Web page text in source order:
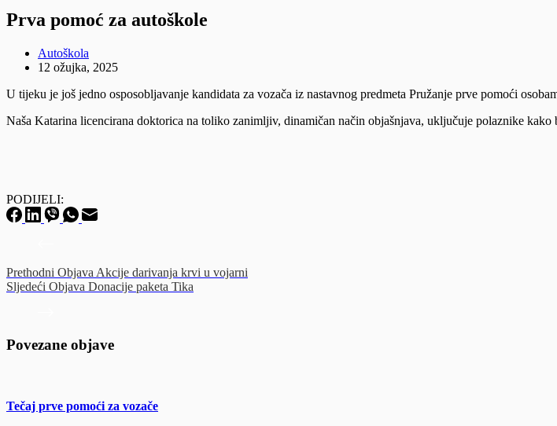
Prva pomoć za autoškole
Autoškola
12 ožujka, 2025
U tijeku je još jedno osposobljavanje kandidata za vozača iz nastavnog predmeta Pružanje prve pomoći
Naša Katarina licencirana doktorica na toliko zanimljiv, dinamičan način objašnjava, uključuje polaznike
PODIJELI:
Prethodni Objava Akcije darivanja krvi u vojarni
Sljedeći Objava Donacije paketa Tika
Povezane objave
Tečaj prve pomoći za vozače